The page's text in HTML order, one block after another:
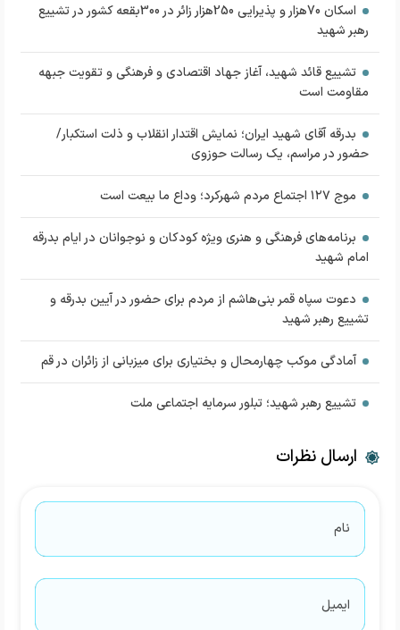
اسکان 70هزار و پذیرایی 250هزار زائر در 300بقعه کشور در تشییع
رهبر شهید
تشییع قائد شهید، آغاز جهاد اقتصادی و فرهنگی و تقویت جبهه
مقاومت است
بدرقه آقای شهید ایران؛ نمایش اقتدار انقلاب و ذلت استکبار/
حضور در مراسم، یک رسالت حوزوی
موج ۱۲۷ اجتماع مردم شهرکرد؛ وداع ما بیعت است
برنامه‌های فرهنگی و هنری ویژه کودکان و نوجوانان در ایام بدرقه
امام شهید
دعوت سپاه قمر بنی‌هاشم از مردم برای حضور در آیین بدرقه و
تشییع رهبر شهید
آمادگی موکب چهارمحال و بختیاری برای میزبانی از زائران در قم
تشییع رهبر شهید؛ تبلور سرمایه اجتماعی ملت
ارسال نظرات